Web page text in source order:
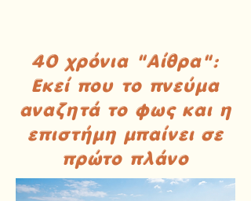
40 χρόνια "Αίθρα":
Εκεί που το πνεύμα
αναζητά το φως και η
επιστήμη μπαίνει σε
πρώτο πλάνο